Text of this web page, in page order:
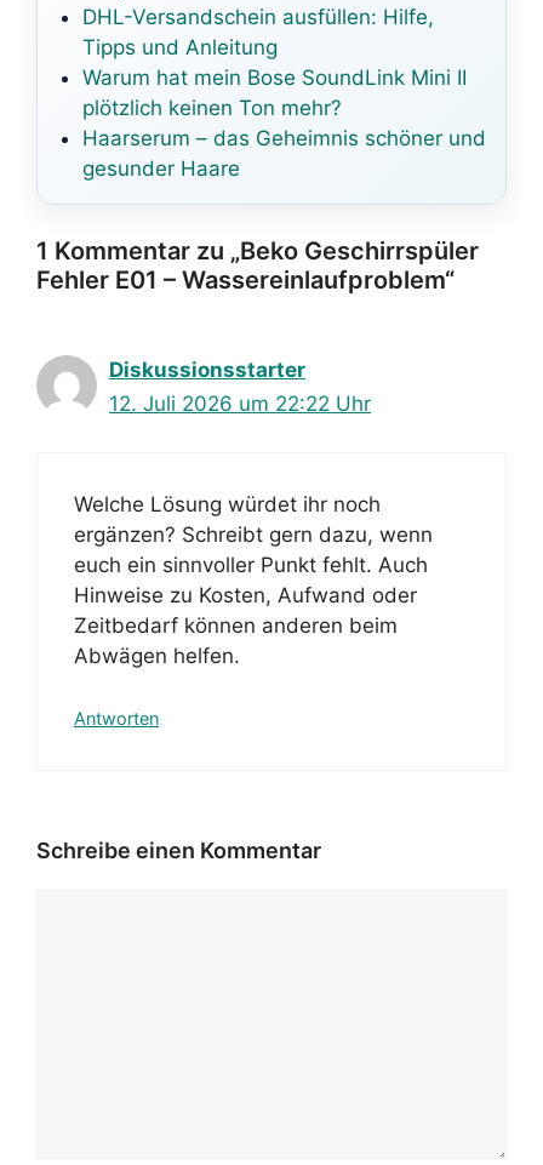
DHL-Versandschein ausfüllen: Hilfe,
Tipps und Anleitung
Warum hat mein Bose SoundLink Mini II
plötzlich keinen Ton mehr?
Haarserum – das Geheimnis schöner und
gesunder Haare
1 Kommentar zu „Beko Geschirrspüler
Fehler E01 – Wassereinlaufproblem“
Diskussionsstarter
12. Juli 2026 um 22:22 Uhr
Welche Lösung würdet ihr noch
ergänzen? Schreibt gern dazu, wenn
euch ein sinnvoller Punkt fehlt. Auch
Hinweise zu Kosten, Aufwand oder
Zeitbedarf können anderen beim
Abwägen helfen.
Antworten
Schreibe einen Kommentar